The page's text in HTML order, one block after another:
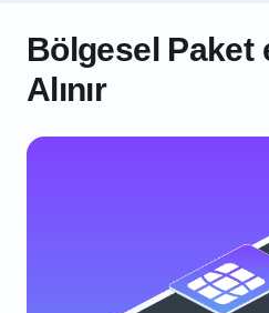
Bölgesel Paket
Alınır